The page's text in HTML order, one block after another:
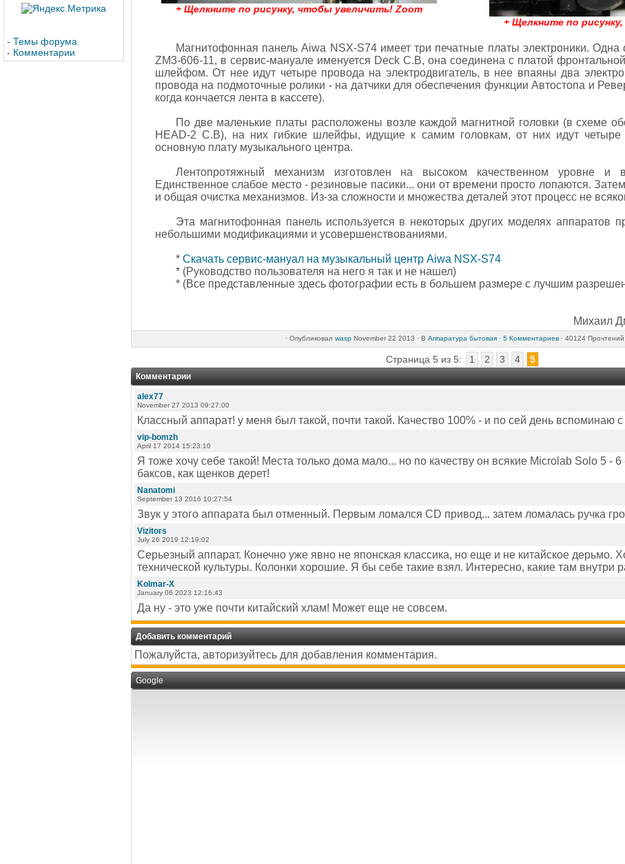
- Темы форума
- Комментарии
+ Щелкните по рисунку, чтобы увеличить! Zoom
+ Щелкните по
Магнитофонная панель Aiwa NSX-S74 имеет три печатные платы электроники. Одна
ZM3-606-11, в сервис-мануале именуется Deck C.B, она соединена с платой
шлейфом. От нее идут четыре провода на электродвигатель, в нее впаяны два
провода на подмоточные ролики - на датчики для обеспечения функции Автостопа и
когда кончается лента в кассете).
По две маленькие платы расположены возле каждой магнитной головки (в схеме
HEAD-2 C.B), на них гибкие шлейфы, идущие к самим головкам, от них идут четыре
основную плату музыкального центра.
Лентопротяжный механизм изготовлен на высоком качественном уровне
Единственное слабое место - резиновые пасики... они от времени просто лопаются.
и общая очистка механизмов. Из-за сложности и множества деталей этот процесс не
Эта магнитофонная панель используется в некоторых других моделях аппаратов
небольшими модификациями и усовершенствованиями.
* Скачать сервис-мануал на музыкальный центр Aiwa NSX-S74
* (Руководство пользователя на него я так и не нашел)
* (Все представленные здесь фотографии есть в большем размере с лучшим
Михаил
· Опубликовал waspNovember 22 2013 · В Аппаратура бытовая· 5 Комментариев· 40124 Прочтений
Страница 5 из 5: 1 2 3 4 5
Комментарии
alex77
November 27 2013 09:27:00
Классный аппарат! у меня был такой, почти такой. Качество 100% - и по сей день вспоминаю
vip-bomzh
April 17 2014 15:23:10
Я тоже хочу себе такой! Места только дома мало... но по качеству он всякие Microlab Solo 5 -
баксов, как щенков дерет!
Nanatomi
September 13 2016 10:27:54
Звук у этого аппарата был отменный. Первым ломался CD привод... затем ломалась ручка
Vizitors
July 26 2019 12:19:02
Серьезный аппарат. Конечно уже явно не японская классика, но еще и не китайское дерьмо.
технической культуры. Колонки хорошие. Я бы себе такие взял. Интересно, какие там внутри
Kolmar-X
January 06 2023 12:16:43
Да ну - это уже почти китайский хлам! Может еще не совсем.
Добавить комментарий
Пожалуйста, авторизуйтесь для добавления комментария.
Google